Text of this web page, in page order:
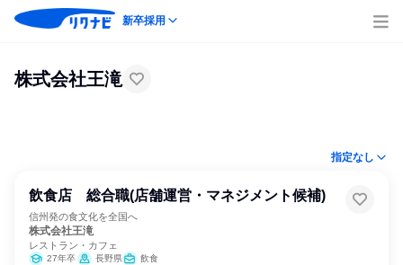
新卒採用
株式会社王滝
指定なし
飲食店 総合職(店舗運営・マネジメント候補)
信州発の食文化を全国へ
株式会社王滝
レストラン・カフェ
27年卒 長野県 飲食